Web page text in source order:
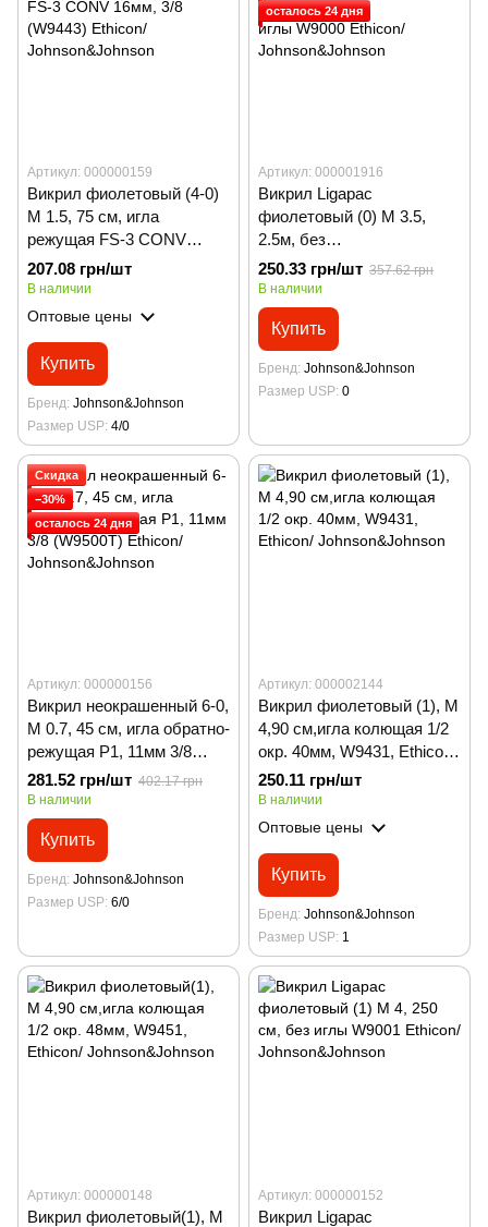
Артикул: 000000159
Викрил фиолетовый (4-0)
М 1.5, 75 см, игла
режущая FS-3 CONV
16мм, 3/8 (W9443) Ethicon/
Johnson&Johnson
207.08 грн/шт
В наличии
Оптовые цены
Купить
Бренд Johnson&Johnson
Размер USP 4/0
осталось 24 дня
Артикул: 000001916
Викрил Ligapac
фиолетовый (0) М 3.5,
2.5м, без
иглы W9000 Ethicon/
Johnson&Johnson
250.33 грн/шт 357.62 грн
В наличии
Купить
Бренд Johnson&Johnson
Размер USP 0
Скидка
−30%
осталось 24 дня
Артикул: 000000156
Викрил неокрашенный 6-0,
М 0.7, 45 см, игла обратно-
режущая Р1, 11мм 3/8
(W9500Т) Ethicon/
Johnson&Johnson
281.52 грн/шт 402.17 грн
В наличии
Купить
Бренд Johnson&Johnson
Размер USP 6/0
Артикул: 000002144
Викрил фиолетовый (1), М
4,90 см,игла колющая 1/2
окр. 40мм, W9431, Ethicon/
Johnson&Johnson
250.11 грн/шт
В наличии
Оптовые цены
Купить
Бренд Johnson&Johnson
Размер USP 1
Артикул: 000000148
Викрил фиолетовый(1), М
Артикул: 000000152
Викрил Ligapac